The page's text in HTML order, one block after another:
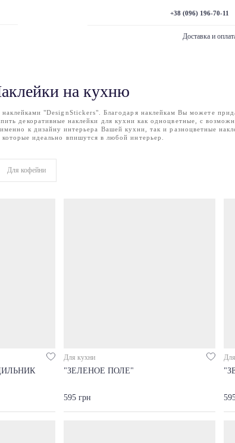
+38 (096) 196-70-11
Доставка и
на кухню
"DesignStickers". Благодаря наклейкам Вы можете
декоративные наклейки для кухни как одноцветные, с
к дизайну интерьера Вашей кухни, так и разноцветные
идеально впишутся в любой интерьер.
Для кофейни
Для кухни
"ЗЕЛЕНОЕ ПОЛЕ"
595 грн